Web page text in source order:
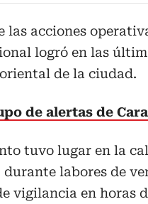
las acciones
logró en las
de la ciudad.
de alertas de
tuvo lugar en la
durante labores de
vigilancia en horas